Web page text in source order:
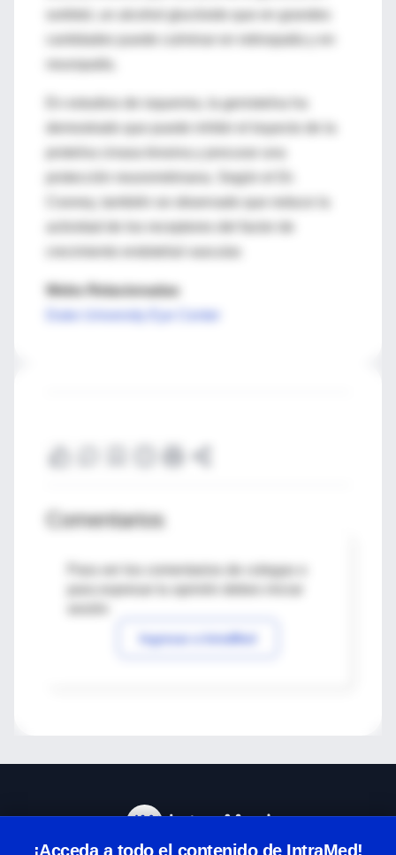
neuropatía.
En estudios de isquemia, la genisteína ha
protección neurorretiniana. Según el Dr.
Webs Relacionadas
Comentarios
Para ver los comentarios de colegas o
Ingresar a IntraMed
¡Acceda a todo el contenido de IntraMed!